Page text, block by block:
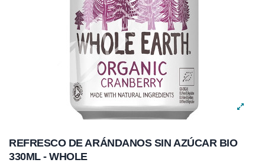
REFRESCO DE ARÁNDANOS SIN AZÚCAR BIO
330ML - WHOLE